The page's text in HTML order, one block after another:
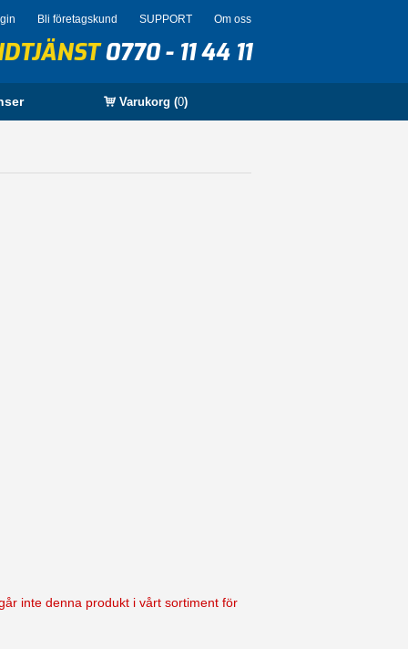
Bli företagskund SUPPORT Om oss
0770 - 11 44 11
Varukorg (0)
inte denna produkt i vårt sortiment för